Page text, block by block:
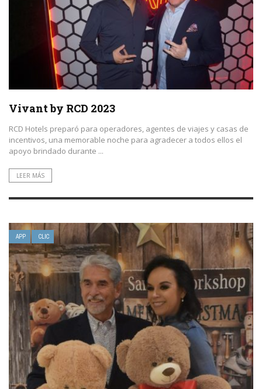
Vivant by RCD 2023
RCD Hotels preparó para operadores, agentes de viajes y casas de
incentivos, una memorable noche para agradecer a todos ellos el
apoyo brindado durante ...
LEER MÁS
APP CLIC